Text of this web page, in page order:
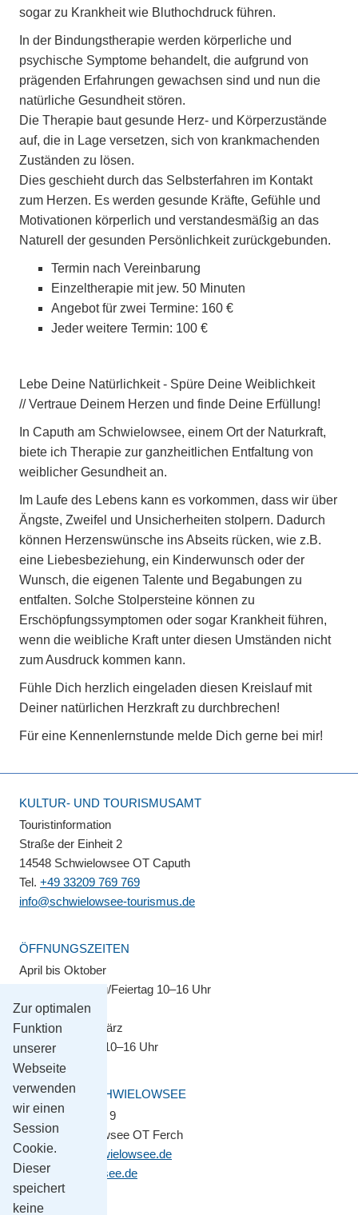
Zur optimalen
Funktion
unserer
Webseite
verwenden
wir einen
Session
Cookie.
Dieser
speichert
keine
sogar zu Krankheit wie Bluthochdruck führen.
In der Bindungstherapie werden körperliche und
psychische Symptome behandelt, die aufgrund von
prägenden Erfahrungen gewachsen sind und nun die
natürliche Gesundheit stören.
Die Therapie baut gesunde Herz- und Körperzustände
auf, die in Lage versetzen, sich von krankmachenden
Zuständen zu lösen.
Dies geschieht durch das Selbsterfahren im Kontakt
zum Herzen. Es werden gesunde Kräfte, Gefühle und
Motivationen körperlich und verstandesmäßig an das
Naturell der gesunden Persönlichkeit zurückgebunden.
Termin nach Vereinbarung
Einzeltherapie mit jew. 50 Minuten
Angebot für zwei Termine: 160 €
Jeder weitere Termin: 100 €
Lebe Deine Natürlichkeit - Spüre Deine Weiblichkeit
// Vertraue Deinem Herzen und finde Deine Erfüllung!
In Caputh am Schwielowsee, einem Ort der Naturkraft,
biete ich Therapie zur ganzheitlichen Entfaltung von
weiblicher Gesundheit an.
Im Laufe des Lebens kann es vorkommen, dass wir über
Ängste, Zweifel und Unsicherheiten stolpern. Dadurch
können Herzenswünsche ins Abseits rücken, wie z.B.
eine Liebesbeziehung, ein Kinderwunsch oder der
Wunsch, die eigenen Talente und Begabungen zu
entfalten. Solche Stolpersteine können zu
Erschöpfungssymptomen oder sogar Krankheit führen,
wenn die weibliche Kraft unter diesen Umständen nicht
zum Ausdruck kommen kann.
Fühle Dich herzlich eingeladen diesen Kreislauf mit
Deiner natürlichen Herzkraft zu durchbrechen!
Für eine Kennenlernstunde melde Dich gerne bei mir!
KULTUR- UND TOURISMUSAMT
Touristinformation
Straße der Einheit 2
14548 Schwielowsee OT Caputh
Tel. +49 33209 769 769
info@schwielowsee-tourismus.de
ÖFFNUNGSZEITEN
April bis Oktober
Montag–Sonntag/Feiertag 10–16 Uhr
November bis März
Montag–Freitag 10–16 Uhr
GEMEINDE SCHWIELOWSEE
Potsdamer Platz 9
14548 Schwielowsee OT Ferch
gemeinde@schwielowsee.de
www.schwielowsee.de